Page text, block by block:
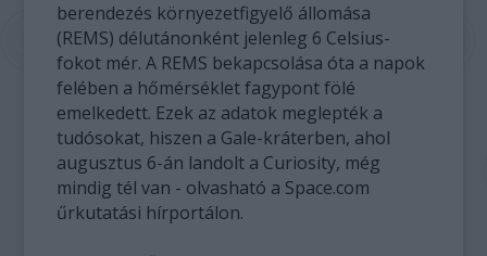
berendezés környezetfigyelő állomása
(REMS) délutánonként jelenleg 6 Celsius-
fokot mér. A REMS bekapcsolása óta a napok
felében a hőmérséklet fagypont fölé
emelkedett. Ezek az adatok meglepték a
tudósokat, hiszen a Gale-kráterben, ahol
augusztus 6-án landolt a Curiosity, még
mindig tél van - olvasható a Space.com
űrkutatási hírportálon.